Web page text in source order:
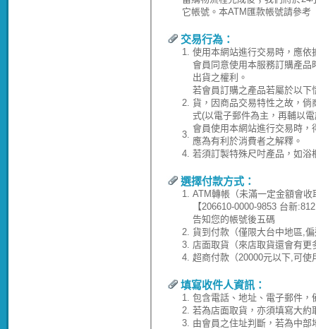
它帳號。本ATM匯款帳號請參考
交易行為：
1. 使用本網站進行交易時，應
會員同意使用本服務訂購產
出貨之權利。
2.
若會員訂購之產品若屬於以
貨，因商品交易特性之故，
式(以電子郵件為主，再輔以
3.
會員使用本網站進行交易時
應為有利於消費者之解釋。
4. 若須訂製特殊尺吋產品，如
選擇付款方式：
1. ATM轉帳（未滿一定金額會
【206610-0000-9853 台新
告知您的帳號後五碼
2. 貨到付款（僅限大台中地區,
3. 店面取貨（來店取貨還會有更
4. 超商付款（20000元以下,可
填寫收件人資訊：
1. 包含電話、地址、電子郵件
2. 若為店面取貨，亦須填寫大
3. 由會員之住址判斷，若為中部